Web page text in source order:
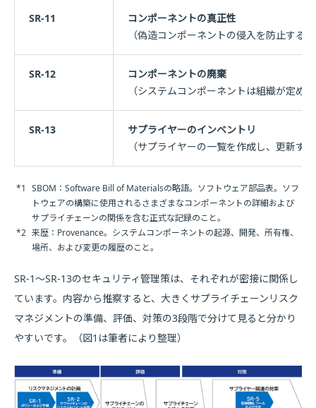
SR-11
コンポーネントの真正性
（偽造コンポーネントの侵入を防止する
SR-12
コンポーネントの廃棄
（システムコンポーネントは組織が定め
SR-13
サプライヤーのインベントリ
（サプライヤーの一覧を作成し、更新す
*1 SBOM：Software Bill of Materialsの略語。ソフトウェア部品表。ソフ
トウェアの構築に使用されるさまざまなコンポーネントの詳細および
サプライチェーンの関係を含む正式な記録のこと。
*2 来歴：Provenance。システムコンポーネントの起源、開発、所有権、
場所、および変更の履歴のこと。
SR-1～SR-13のセキュリティ管理策は、それぞれが密接に関係し
ています。内容から推察すると、大きくサプライチェーンリスク
マネジメントの準備、評価、対策の3段階で分けて見ると分かり
やすいです。（図1は筆者により整理）